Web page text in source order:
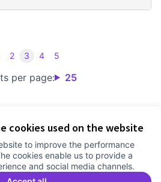
cookies used on the website
to improve the performance
cookies enable us to provide a
and social media channels.
per page: 25
2 3 4 5
Choose language